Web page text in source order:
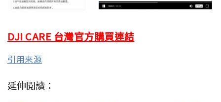
DJI CARE 台灣官方購買連結
引用來源
延伸閱讀：